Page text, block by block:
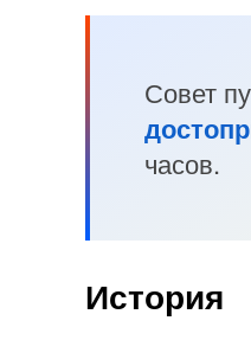
Совет
часов.
История